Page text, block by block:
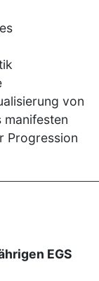
von
manifesten
Progression
EGS